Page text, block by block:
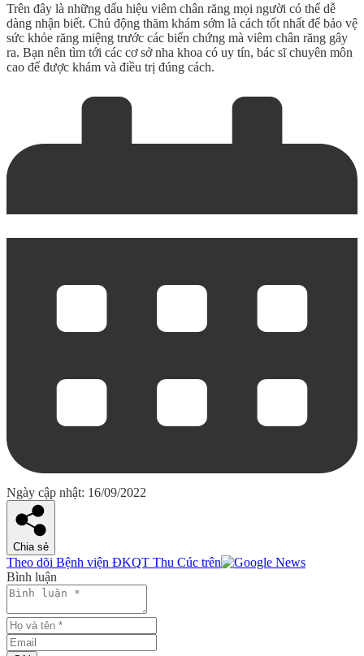
Trên đây là những dấu hiệu viêm chân răng mọi người có thể dễ
dàng nhận biết. Chủ động thăm khám sớm là cách tốt nhất để bảo vệ
sức khỏe răng miệng trước các biến chứng mà viêm chân răng gây
ra. Bạn nên tìm tới các cơ sở nha khoa có uy tín, bác sĩ chuyên môn
cao để được khám và điều trị đúng cách.
Ngày cập nhật: 16/09/2022
Chia sẻ
Theo dõi Bệnh viện ĐKQT Thu Cúc trên
Bình luận